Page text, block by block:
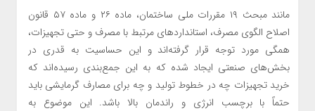
مانند مبحث ۱۹ مقررات ملی ساختمان، ماده ۲۶ و ماده ۵۷ قانون
اصلاح الگوی مصرف، استاندارد‌های مرتبط با مصرف و حتی تجهیزات،
همگی مورد توجه قرار گرفته‌اند و این حساسیت به قدری در
بخش‌های صنعتی ایجاد شده که به این جمع‌بندی رسیده‌اند که
خرید تجهیزات چه در خطوط تولید و چه برای مصارف گرمایشی باید
حتماً با برچسب انرژی و راندمان بالا باشد. این موضوع به